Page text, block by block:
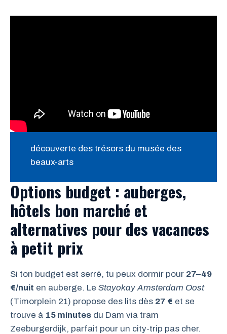
découverte des trésors du musée des
beaux-arts
Options budget : auberges,
hôtels bon marché et
alternatives pour des vacances
à petit prix
Si ton budget est serré, tu peux dormir pour 27–49
€/nuit en auberge. Le Stayokay Amsterdam Oost
(Timorplein 21) propose des lits dès 27 € et se
trouve à 15 minutes du Dam via tram
Zeeburgerdijk, parfait pour un city-trip pas cher.